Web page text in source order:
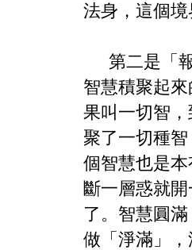
法身，這個
第二是「
智慧積聚起
果叫一切智
聚了一切種
個智慧也是
斷一層惑就
了。智慧圓滿
做「淨滿」